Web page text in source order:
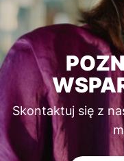
Skontaktuj się z